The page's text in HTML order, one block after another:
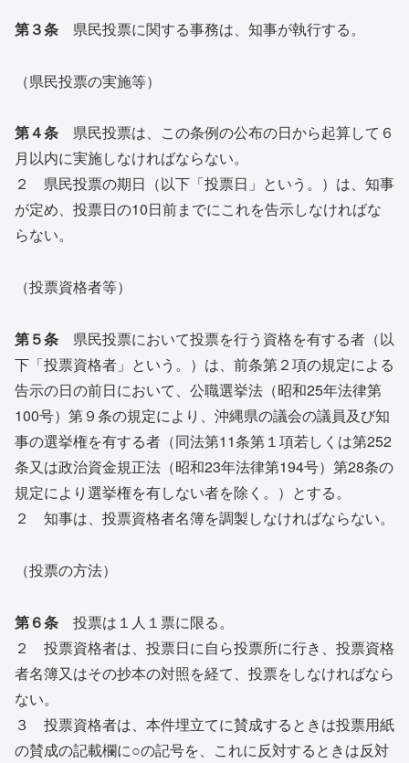
第３条 県民投票に関する事務は、知事が執行する。
（県民投票の実施等）
第４条 県民投票は、この条例の公布の日から起算して６
月以内に実施しなければならない。
２ 県民投票の期日（以下「投票日」という。）は、知事
が定め、投票日の10日前までにこれを告示しなければな
らない。
（投票資格者等）
第５条 県民投票において投票を行う資格を有する者（以
下「投票資格者」という。）は、前条第２項の規定による
告示の日の前日において、公職選挙法（昭和25年法律第
100号）第９条の規定により、沖縄県の議会の議員及び知
事の選挙権を有する者（同法第11条第１項若しくは第252
条又は政治資金規正法（昭和23年法律第194号）第28条の
規定により選挙権を有しない者を除く。）とする。
２ 知事は、投票資格者名簿を調製しなければならない。
（投票の方法）
第６条 投票は１人１票に限る。
２ 投票資格者は、投票日に自ら投票所に行き、投票資格
者名簿又はその抄本の対照を経て、投票をしなければなら
ない。
３ 投票資格者は、本件埋立てに賛成するときは投票用紙
の賛成の記載欄に○の記号を、これに反対するときは反対